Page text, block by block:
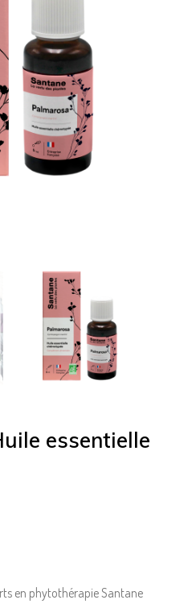
essentielle
en phytothérapie Santane